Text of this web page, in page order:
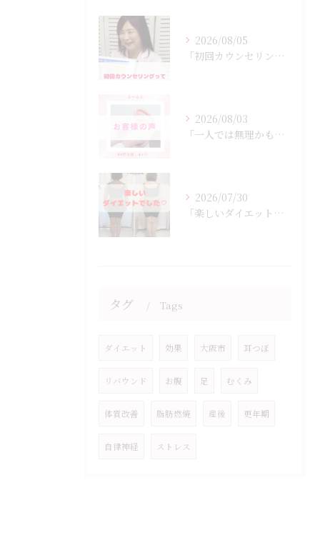
2026/08/05
「初回カウンセリングでは何をするの？」
2026/08/03
「一人では無理かも…」
2026/07/30
「楽しいダイエットでした♡」
タグ Tags
ダイエット 効果 大阪市 耳つぼ
リバウンド お腹 足 むくみ
体質改善 脂肪燃焼 産後 更年期
自律神経 ストレス